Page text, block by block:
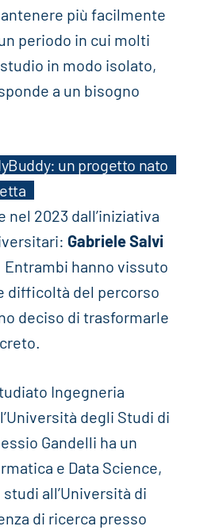
più facilmente
periodo in cui molti
in modo isolato,
a un bisogno
un progetto nato
nel 2023 dall’iniziativa
Gabriele Salvi
Entrambi hanno vissuto
difficoltà del percorso
deciso di trasformarle
Ingegneria
degli Studi di
Gandelli ha un
e Data Science,
all’Università di
di ricerca presso